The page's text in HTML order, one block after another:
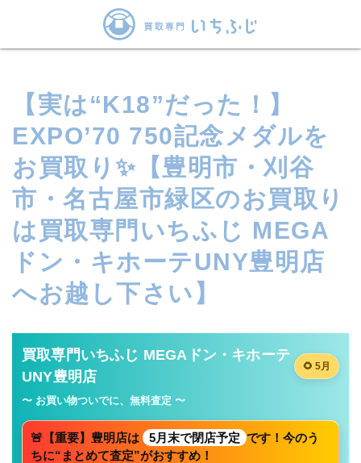
【実は“K18”だった！】
EXPO’70 750記念メダルを
お買取り✨【豊明市・刈谷
市・名古屋市緑区のお買取り
は買取専門いちふじ MEGA
ドン・キホーテUNY豊明店
へお越し下さい】
買取専門いちふじ MEGAドン・キホーテ
UNY豊明店
🌻 5月
〜 お買い物ついでに、無料査定 〜
🚨【重要】豊明店は 5月末で閉店予定 です！今のう
ちに“まとめて査定”がおすすめ！